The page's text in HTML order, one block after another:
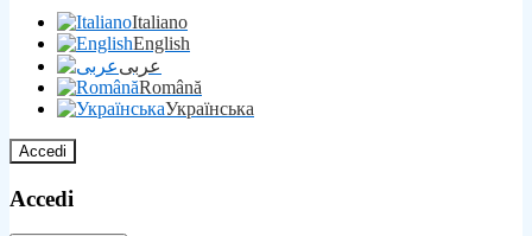
Italiano
English
عربى
Română
Українська
Accedi
Accedi